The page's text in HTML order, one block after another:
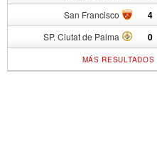
San Francisco 4
SP. Ciutat de Palma 0
MÁS RESULTADOS